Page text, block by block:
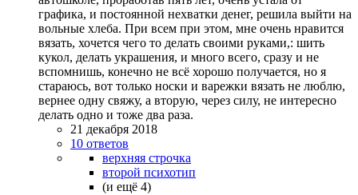
графика, и постоянной нехватки денег, решила выйти на
вольные хлеба. При всем при этом, мне очень нравится
вязать, хочется чего то делать своими руками,: шить
кукол, делать украшения, и много всего, сразу и не
вспомнишь, конечно не всё хорошо получается, но я
стараюсь, вот только носки и варежки вязать не люблю,
вернее одну свяжу, а вторую, через силу, не интересно
делать одно и тоже два раза.
21 декабря 2018
10 ответов
верхняя строчка
второй психотип
(и ещё 4)